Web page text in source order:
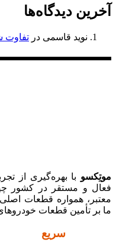
آخرین دیدگاه‌ها
نوید قاسمی در تفاوت
موتِکسو با بهره‌گیری از
فعال و مستقر در کشور
معتبر، همواره قطعات
ما بر تأمین قطعات
سریع